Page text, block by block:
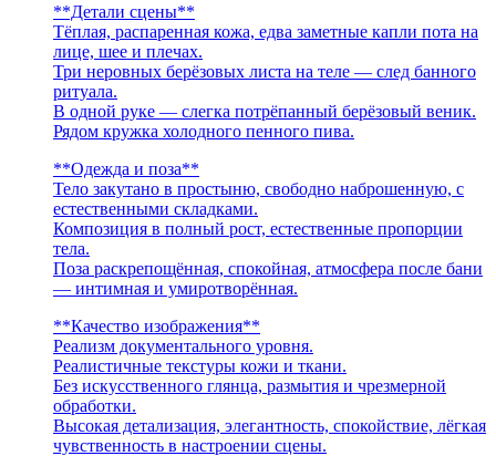
**Детали сцены**
Тёплая, распаренная кожа, едва заметные капли пота на
лице, шее и плечах.
Три неровных берёзовых листа на теле — след банного
ритуала.
В одной руке — слегка потрёпанный берёзовый веник.
Рядом кружка холодного пенного пива.
**Одежда и поза**
Тело закутано в простыню, свободно наброшенную, с
естественными складками.
Композиция в полный рост, естественные пропорции
тела.
Поза раскрепощённая, спокойная, атмосфера после бани
— интимная и умиротворённая.
**Качество изображения**
Реализм документального уровня.
Реалистичные текстуры кожи и ткани.
Без искусственного глянца, размытия и чрезмерной
обработки.
Высокая детализация, элегантность, спокойствие, лёгкая
чувственность в настроении сцены.